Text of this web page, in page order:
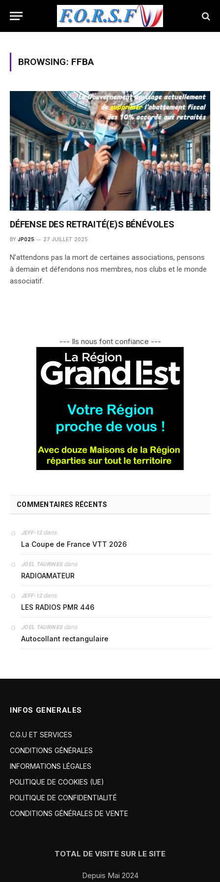
BROWSING: FFBA
DÉFENSE DES RETRAITÉ(E)S BÉNÉVOLES
BY JP025 27 JUILLET 2025
N’attendons pas la mort de certaines associations, pensons
à demain et défendons nos membres, nos clubs et le monde
associatif.
--- Ils nous font confiance ---
COMMENTAIRES RÉCENTS
JEFF-12dans
La Coupe de France VTT 2026
JOEL TAURINESdans
RADIOAMATEUR
JEFF-12dans
LES RADIOS PMR 446
JOEL TAURINESdans
Autocollant rectangulaire
INFOS GENERALES
C.G.U ET SERVICES
CONDITIONS GÉNÉRALES
INFORMATIONS LÉGALES
POLITIQUE DE COOKIES (UE)
POLITIQUE DE CONFIDENTIALITÉ
CONDITIONS GÉNÉRALES DE VENTE
TOTAL DE VISITE SUR LE SITE
Depuis Mai 2024